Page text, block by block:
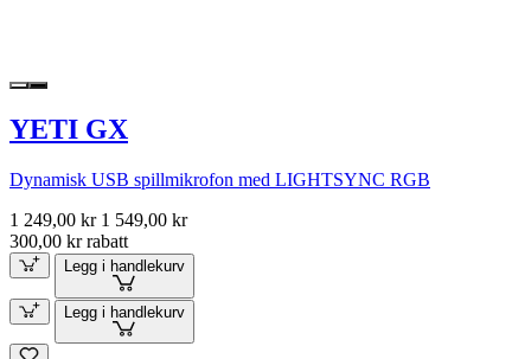
YETI GX
Dynamisk USB spillmikrofon med LIGHTSYNC RGB
1 249,00 kr 1 549,00 kr
300,00 kr rabatt
Legg i handlekurv
Legg i handlekurv